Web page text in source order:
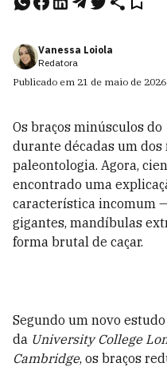
Vanessa Loiola
Redatora
Publicado em 21 de maio de 2026
Os braços minúsculos do
durante décadas um
paleontologia. Agora,
encontrado uma
característica incomum
gigantes, mandíbulas
forma brutal de caçar.
Segundo um novo
da University College
Cambridge, os braços